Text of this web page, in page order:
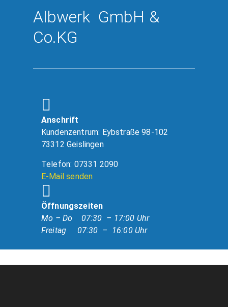
Albwerk GmbH &
Co.KG
Anschrift
Kundenzentrum: Eybstraße 98-102
73312 Geislingen
Telefon: 07331 2090
E-Mail senden
Öffnungszeiten
Mo – Do 07:30 – 17:00 Uhr
Freitag 07:30 – 16:00 Uhr